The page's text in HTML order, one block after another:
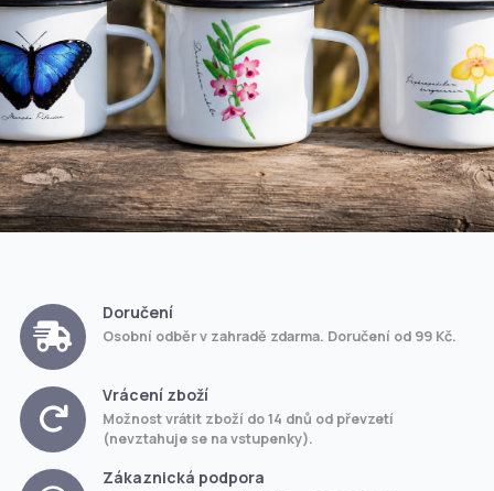
Doručení
Osobní odběr v zahradě zdarma. Doručení od 99 Kč.
Vrácení zboží
Možnost vrátit zboží do 14 dnů od převzetí
(nevztahuje se na vstupenky).
Zákaznická podpora